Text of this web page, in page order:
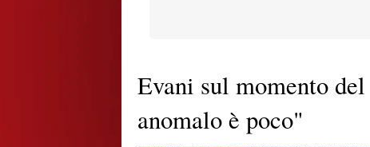
Evani sul momento
anomalo è poco"